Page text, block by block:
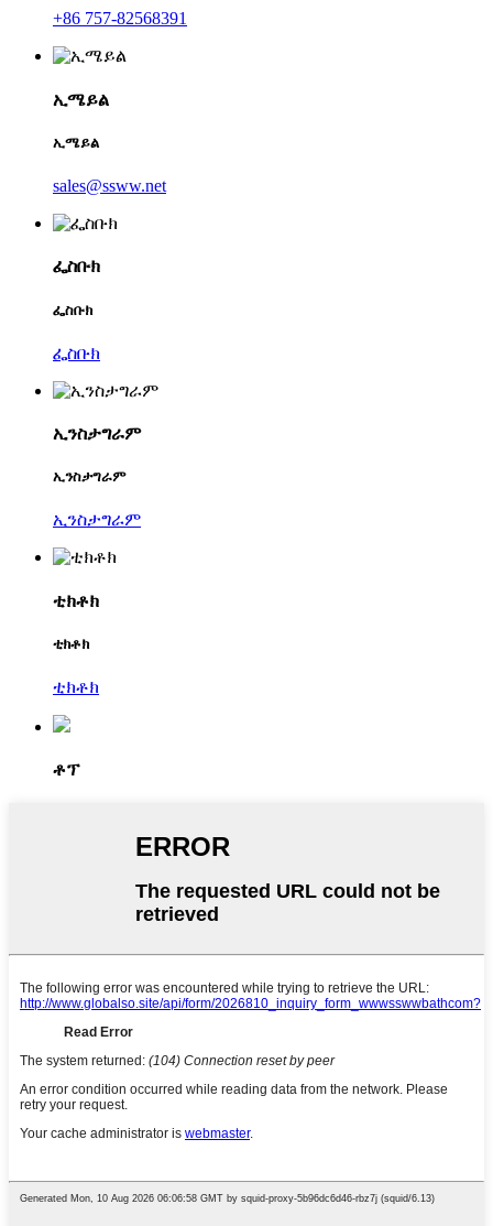
+86 757-82568391
ኢሜይል
ኢሜይል
sales@ssww.net
ፌስቡክ
ፌስቡክ
ፌስቡክ
ኢንስታግራም
ኢንስታግራም
ኢንስታግራም
ቲክቶክ
ቲክቶክ
ቲክቶክ
ቶፕ